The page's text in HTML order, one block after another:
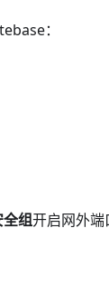
：
全组开启网外端